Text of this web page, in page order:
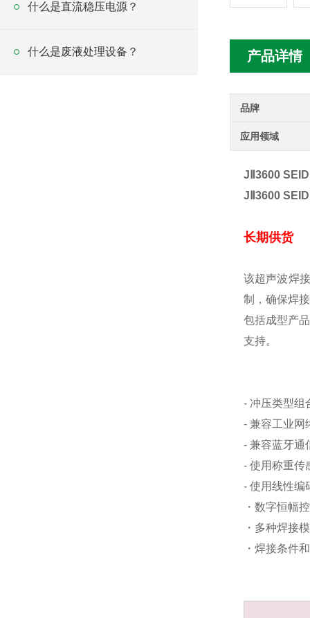
产品详情
品牌
应用领域
JⅡ3600
JⅡ3600
长期供货
该超声波焊
制，确保焊
包括成型产
支持。
- 冲压类型组
- 兼容工业网
- 兼容蓝牙通
- 使用称重传
- 使用线性编
・数字恒幅
・多种焊接
・焊接条件
什么是直流稳压电源？
什么是废液处理设备？